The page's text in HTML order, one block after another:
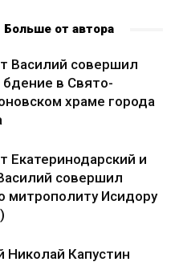
Больше от автора
Василий совершил
в Свято-
храме города
Екатеринодарский и
совершил
митрополиту Исидору
Николай Капустин